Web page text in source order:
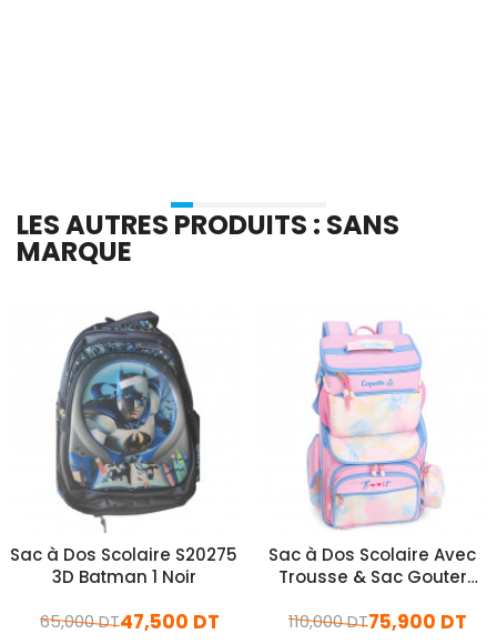
LES AUTRES PRODUITS : SANS
MARQUE
Sac à Dos Scolaire S20275
3D Batman 1 Noir
47,500 DT
65,000 DT
Sac à Dos Scolaire Avec
Trousse & Sac Gouter
75,900 DT
110,000 DT